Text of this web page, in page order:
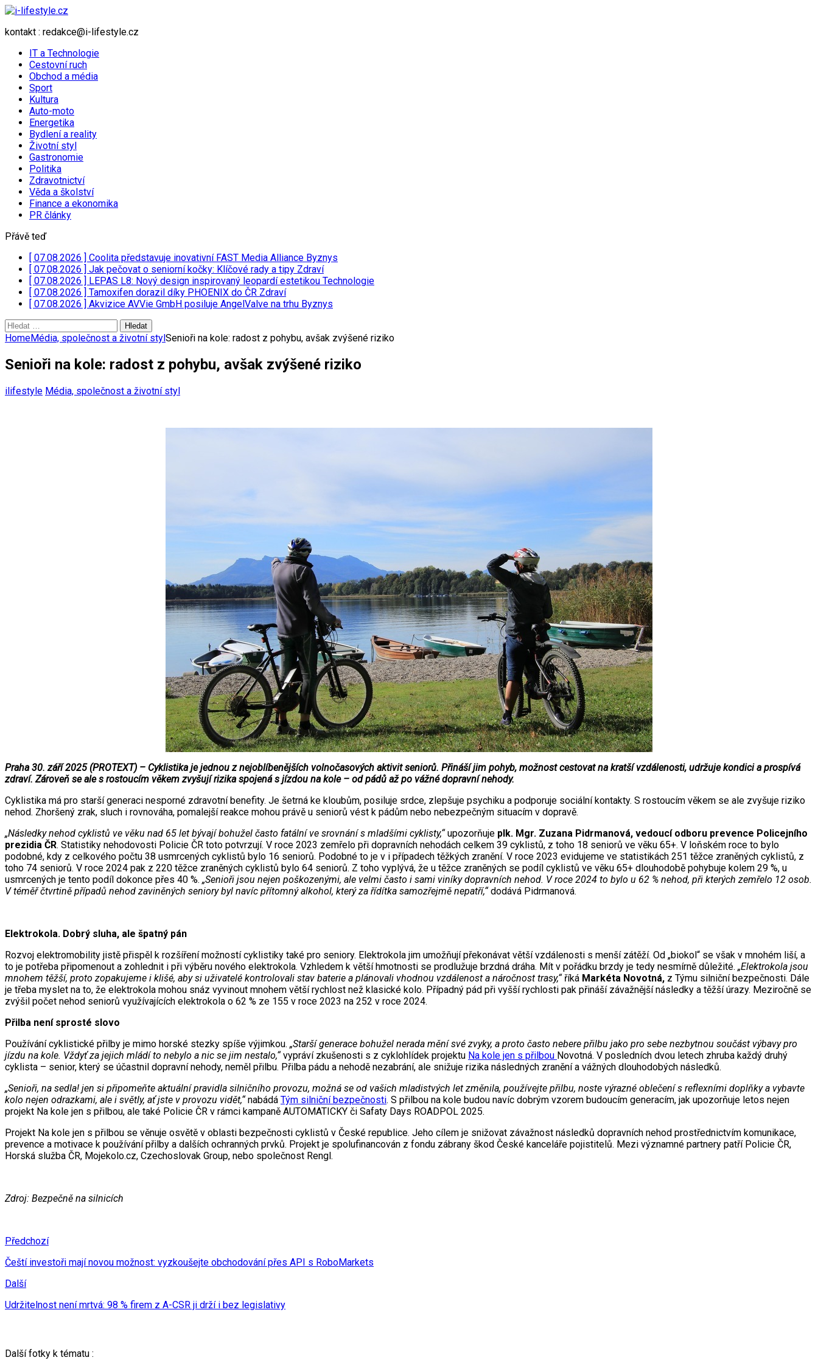
kontakt : redakce@i-lifestyle.cz
IT a Technologie
Cestovní ruch
Obchod a média
Sport
Kultura
Auto-moto
Energetika
Bydlení a reality
Životní styl
Gastronomie
Politika
Zdravotnictví
Věda a školství
Finance a ekonomika
PR články
Přávě teď
[ 07.08.2026 ] Coolita představuje inovativní FAST Media Alliance Byznys
[ 07.08.2026 ] Jak pečovat o seniorní kočky: Klíčové rady a tipy Zdraví
[ 07.08.2026 ] LEPAS L8: Nový design inspirovaný leopardí estetikou Technologie
[ 07.08.2026 ] Tamoxifen dorazil díky PHOENIX do ČR Zdraví
[ 07.08.2026 ] Akvizice AVVie GmbH posiluje AngelValve na trhu Byznys
Vyhledávání
HomeMédia, společnost a životní stylSenioři na kole: radost z pohybu, avšak zvýšené riziko
Senioři na kole: radost z pohybu, avšak zvýšené riziko
ilifestyle Média, společnost a životní styl
Praha 30. září 2025 (PROTEXT) – Cyklistika je jednou z nejoblíbenějších volnočasových aktivit seniorů. Přináší jim pohyb, možnost cestovat na kratší vzdálenosti, udržuje kondici a prospívá
zdraví. Zároveň se ale s rostoucím věkem zvyšují rizika spojená s jízdou na kole – od pádů až po vážné dopravní nehody.
Cyklistika má pro starší generaci nesporné zdravotní benefity. Je šetrná ke kloubům, posiluje srdce, zlepšuje psychiku a podporuje sociální kontakty. S rostoucím věkem se ale zvyšuje riziko
nehod. Zhoršený zrak, sluch i rovnováha, pomalejší reakce mohou právě u seniorů vést k pádům nebo nebezpečným situacím v dopravě.
„Následky nehod cyklistů ve věku nad 65 let bývají bohužel často fatální ve srovnání s mladšími cyklisty,“upozorňuje plk. Mgr. Zuzana Pidrmanová, vedoucí odboru prevence Policejního
prezidia ČR. Statistiky nehodovosti Policie ČR toto potvrzují. V roce 2023 zemřelo při dopravních nehodách celkem 39 cyklistů, z toho 18 seniorů ve věku 65+. V loňském roce to bylo
podobné, kdy z celkového počtu 38 usmrcených cyklistů bylo 16 seniorů. Podobné to je v i případech těžkých zranění. V roce 2023 evidujeme ve statistikách 251 těžce zraněných cyklistů, z
toho 74 seniorů. V roce 2024 pak z 220 těžce zraněných cyklistů bylo 64 seniorů. Z toho vyplývá, že u těžce zraněných se podíl cyklistů ve věku 65+ dlouhodobě pohybuje kolem 29 %, u
usmrcených je tento podíl dokonce přes 40 %. „Senioři jsou nejen poškozenými, ale velmi často i sami viníky dopravních nehod. V roce 2024 to bylo u 62 % nehod, při kterých zemřelo 12 osob.
V téměř čtvrtině případů nehod zaviněných seniory byl navíc přítomný alkohol, který za řídítka samozřejmě nepatří,“dodává Pidrmanová.
Elektrokola. Dobrý sluha, ale špatný pán
Rozvoj elektromobility jistě přispěl k rozšíření možností cyklistiky také pro seniory. Elektrokola jim umožňují překonávat větší vzdálenosti s menší zátěží. Od „biokol“ se však v mnohém liší, a
to je potřeba připomenout a zohlednit i při výběru nového elektrokola. Vzhledem k větší hmotnosti se prodlužuje brzdná dráha. Mít v pořádku brzdy je tedy nesmírně důležité. „Elektrokola jsou
mnohem těžší, proto zopakujeme i klišé, aby si uživatelé kontrolovali stav baterie a plánovali vhodnou vzdálenost a náročnost trasy,“říká Markéta Novotná, z Týmu silniční bezpečnosti. Dále
je třeba myslet na to, že elektrokola mohou snáz vyvinout mnohem větší rychlost než klasické kolo. Případný pád při vyšší rychlosti pak přináší závažnější následky a těžší úrazy. Meziročně se
zvýšil počet nehod seniorů využívajících elektrokola o 62 % ze 155 v roce 2023 na 252 v roce 2024.
Přilba není sprosté slovo
Používání cyklistické přilby je mimo horské stezky spíše výjimkou. „Starší generace bohužel nerada mění své zvyky, a proto často nebere přilbu jako pro sebe nezbytnou součást výbavy pro
jízdu na kole. Vždyť za jejich mládí to nebylo a nic se jim nestalo,“vypráví zkušenosti s z cyklohlídek projektu Na kole jen s přilbou Novotná. V posledních dvou letech zhruba každý druhý
cyklista – senior, který se účastnil dopravní nehody, neměl přilbu. Přilba pádu a nehodě nezabrání, ale snižuje rizika následných zranění a vážných dlouhodobých následků.
„Senioři, na sedla! jen si připomeňte aktuální pravidla silničního provozu, možná se od vašich mladistvých let změnila, používejte přilbu, noste výrazné oblečení s reflexními doplňky a vybavte
kolo nejen odrazkami, ale i světly, ať jste v provozu vidět,“nabádá Tým silniční bezpečnosti. S přilbou na kole budou navíc dobrým vzorem budoucím generacím, jak upozorňuje letos nejen
projekt Na kole jen s přilbou, ale také Policie ČR v rámci kampaně AUTOMATICKY či Safaty Days ROADPOL 2025.
Projekt Na kole jen s přilbou se věnuje osvětě v oblasti bezpečnosti cyklistů v České republice. Jeho cílem je snižovat závažnost následků dopravních nehod prostřednictvím komunikace,
prevence a motivace k používání přilby a dalších ochranných prvků. Projekt je spolufinancován z fondu zábrany škod České kanceláře pojistitelů. Mezi významné partnery patří Policie ČR,
Horská služba ČR, Mojekolo.cz, Czechoslovak Group, nebo společnost Rengl.
Zdroj: Bezpečně na silnicích
Předchozí
Čeští investoři mají novou možnost: vyzkoušejte obchodování přes API s RoboMarkets
Další
Udržitelnost není mrtvá: 98 % firem z A-CSR ji drží i bez legislativy
Další fotky k tématu :